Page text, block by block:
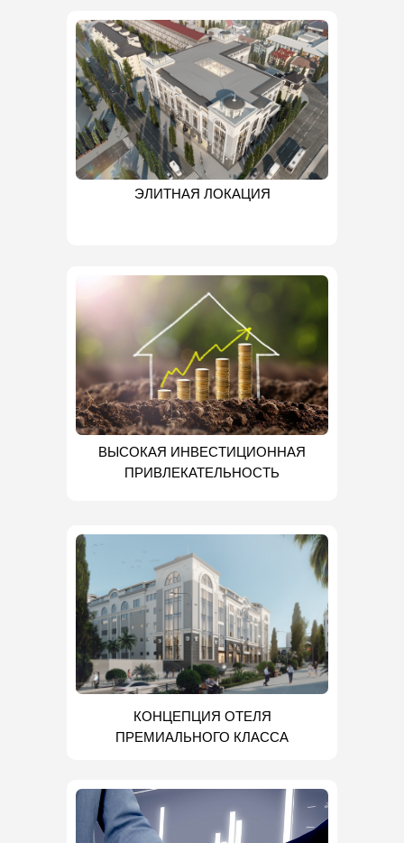
ЭЛИТНАЯ ЛОКАЦИЯ
ВЫСОКАЯ ИНВЕСТИЦИОННАЯ
ПРИВЛЕКАТЕЛЬНОСТЬ
КОНЦЕПЦИЯ ОТЕЛЯ
ПРЕМИАЛЬНОГО КЛАССА